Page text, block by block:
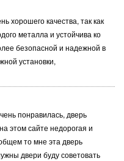
хорошего качества, так как
металла и устойчива ко
безопасной и надежной в
установки,
понравилась, дверь
этом сайте недорогая и
то мне эта дверь
двери буду советовать